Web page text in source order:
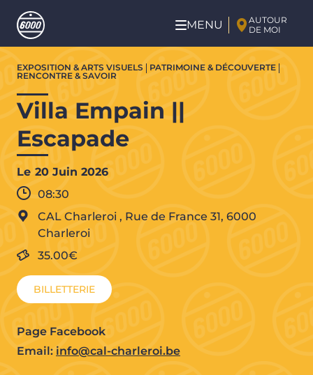
Aller au contenu principal
MENU
AUTOUR
DE MOI
principal
EXPOSITION & ARTS VISUELS
PATRIMOINE & DÉCOUVERTE
RENCONTRE & SAVOIR
Villa Empain ||
Escapade
Le 20 Juin 2026
08:30
CAL Charleroi , Rue de France 31, 6000
Charleroi
35.00€
BILLETTERIE
Page Facebook
Email: info@cal-charleroi.be